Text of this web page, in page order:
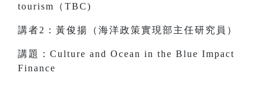
tourism（TBC)
講者2：黃俊揚（海洋政策實現部主任研究員）
講題：Culture and Ocean in the Blue Impact
Finance